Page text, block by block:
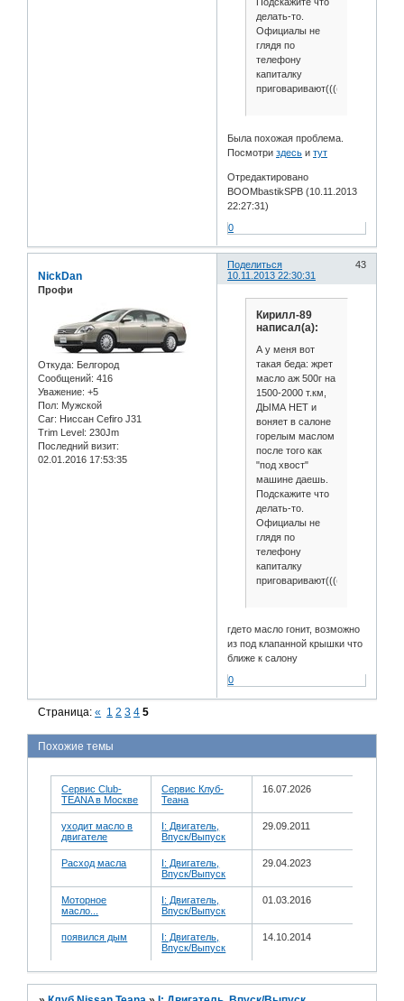
делать-то.
Официалы не
глядя по
телефону
капиталку
приговаривают(((((
Была похожая проблема.
Посмотриздесь итут
Отредактировано
BOOMbastikSPB (10.11.2013
22:27:31)
0
Поделиться
43
10.11.2013 22:30:31
NickDan
Профи
Откуда: Белгород
Сообщений: 416
Уважение: +5
Пол: Мужской
Car: Ниссан Cefiro J31
Trim Level: 230Jm
Последний визит:
02.01.2016 17:53:35
Кирилл-89
написал(а):
А у меня вот
такая беда: жрет
масло аж 500г на
1500-2000 т.км,
ДЫМА НЕТ и
воняет в салоне
горелым маслом
после того как
"под хвост"
машине даешь.
Подскажите что
делать-то.
Официалы не
глядя по
телефону
капиталку
приговаривают(((((
гдето масло гонит, возможно
из под клапанной крышки что
ближе к салону
0
Страница:« 1 2 3 4 5
Похожие темы
Сервис Club-
TEANA в Москве
Сервис Клуб-
Теана
16.07.2026
уходит масло в
двигателе
I: Двигатель,
Впуск/Выпуск
29.09.2011
Расход масла
I: Двигатель,
Впуск/Выпуск
29.04.2023
Моторное
масло...
I: Двигатель,
Впуск/Выпуск
01.03.2016
появился дым
I: Двигатель,
Впуск/Выпуск
14.10.2014